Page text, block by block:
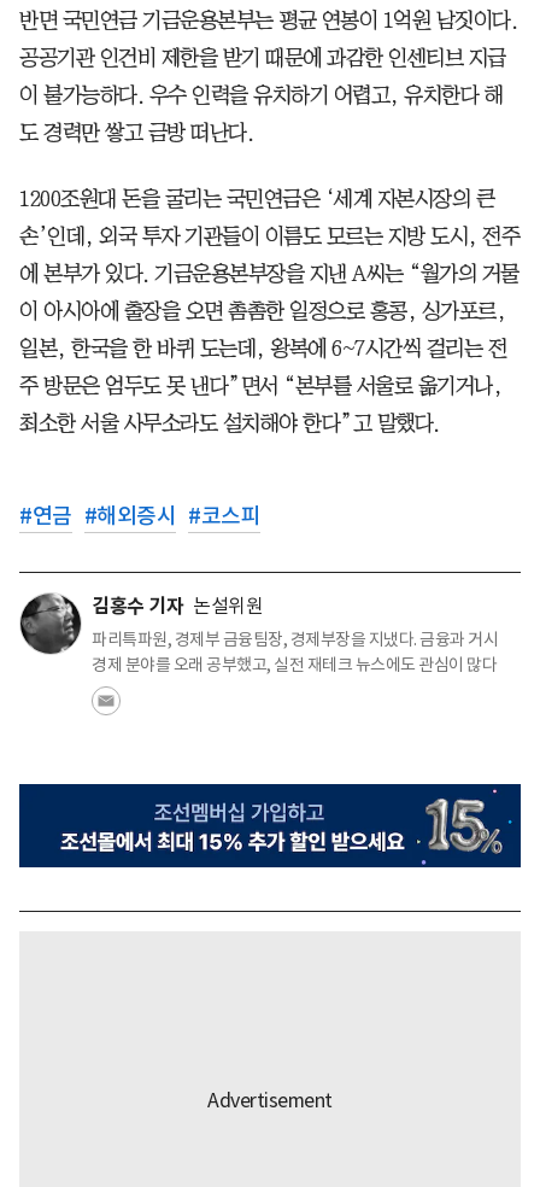
반면 국민연금 기금운용본부는 평균 연봉이 1억원 남짓이다.
공공기관 인건비 제한을 받기 때문에 과감한 인센티브 지급
이 불가능하다. 우수 인력을 유치하기 어렵고, 유치한다 해
도 경력만 쌓고 금방 떠난다.
1200조원대 돈을 굴리는 국민연금은 ‘세계 자본시장의 큰
손’인데, 외국 투자 기관들이 이름도 모르는 지방 도시, 전주
에 본부가 있다. 기금운용본부장을 지낸 A씨는 “월가의 거물
이 아시아에 출장을 오면 촘촘한 일정으로 홍콩, 싱가포르,
일본, 한국을 한 바퀴 도는데, 왕복에 6~7시간씩 걸리는 전
주 방문은 엄두도 못 낸다”면서 “본부를 서울로 옮기거나,
최소한 서울 사무소라도 설치해야 한다”고 말했다.
#연금 #해외증시 #코스피
김홍수 기자 논설위원
파리특파원, 경제부 금융팀장, 경제부장을 지냈다. 금융과 거시
경제 분야를 오래 공부했고, 실전 재테크 뉴스에도 관심이 많다